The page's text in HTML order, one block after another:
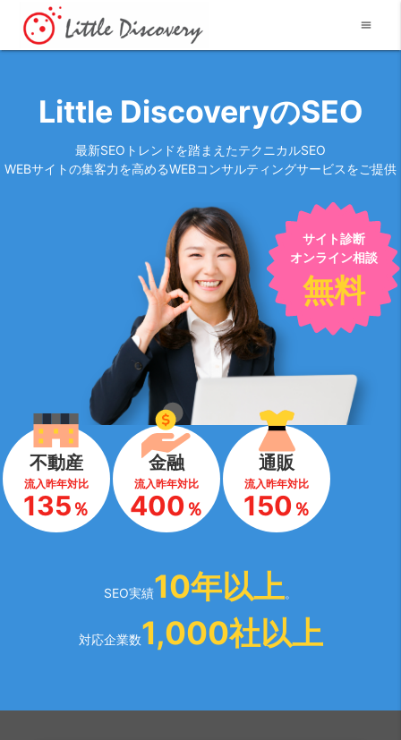
menu
Little DiscoveryのSEO
最新SEOトレンドを踏まえたテクニカルSEO
WEBサイトの集客力を高めるWEBコンサルティングサービスをご提供
不動産
流入昨年対比
135 ％
金融
流入昨年対比
400 ％
通販
流入昨年対比
150 ％
SEO実績10年以上。
対応企業数1,000社以上
サイト診断
オンライン相談
無料